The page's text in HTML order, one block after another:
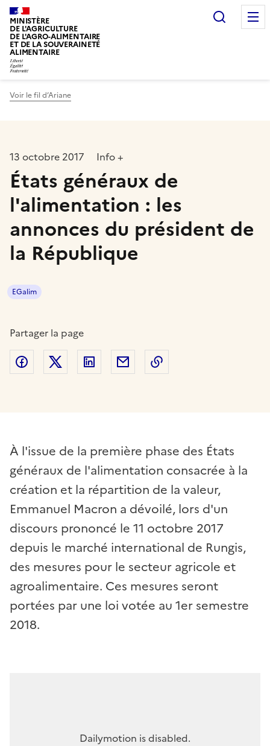
MINISTÈRE
DE L'AGRICULTURE
DE L'AGRO-ALIMENTAIRE
ET DE LA SOUVERAINETÉ
ALIMENTAIRE
Voir le fil d’Ariane
13 octobre 2017 Info +
États généraux de
l'alimentation : les
annonces du président de
la République
EGalim
Partager la page
Partager sur Facebook
Partager sur Twitter
Partager sur LinkedIn
Partager par email
À l'issue de la première phase des États
généraux de l'alimentation consacrée à la
création et la répartition de la valeur,
Emmanuel Macron a dévoilé, lors d'un
discours prononcé le 11 octobre 2017
depuis le marché international de Rungis,
des mesures pour le secteur agricole et
agroalimentaire. Ces mesures seront
portées par une loi votée au 1er semestre
2018.
Dailymotion is disabled.